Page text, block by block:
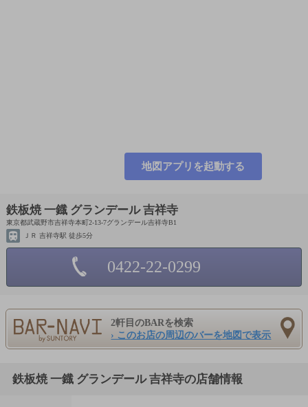
地図アプリを起動する
鉄板焼 一鐡 グランデール 吉祥寺
東京都武蔵野市吉祥寺本町2-13-7グランデール吉祥寺B1
ＪＲ 吉祥寺駅 徒歩5分
0422-22-0299
2軒目のBARを検索
› このお店の周辺のバーを地図で表示
鉄板焼 一鐡 グランデール 吉祥寺の店舗情報